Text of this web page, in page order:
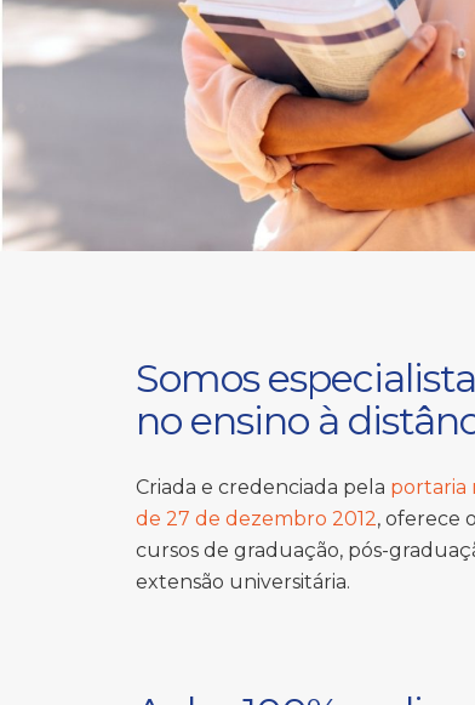
Somos
no ensino à
Criada e credenciada pela portaria
de 27 de dezembro 2012, oferece
cursos de graduação, pós-
extensão universitária.